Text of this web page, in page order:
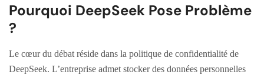
Pourquoi DeepSeek Pose Problème
?
Le cœur du débat réside dans la politique de confidentialité de
DeepSeek. L’entreprise admet stocker des données personnelles